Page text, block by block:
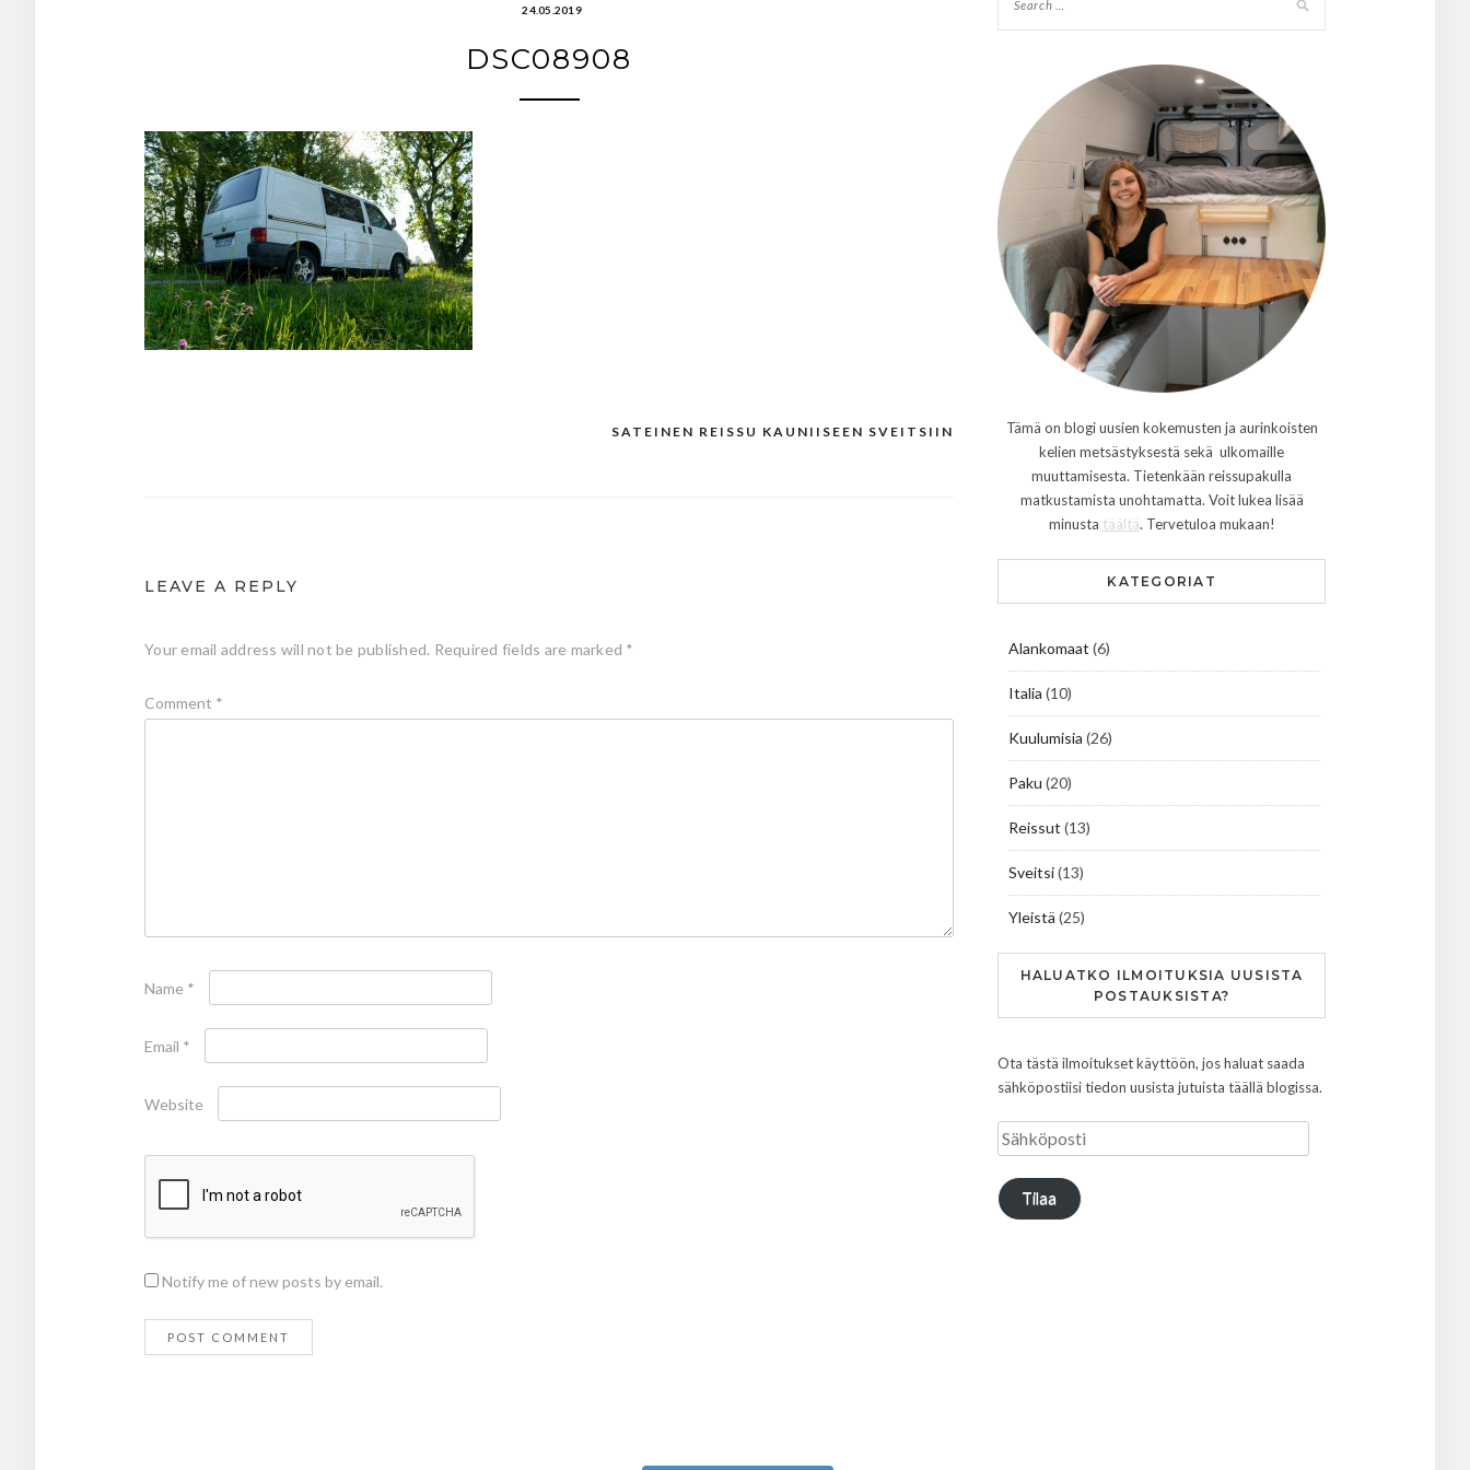
24.05.2019
DSC08908
SATEINEN REISSU KAUNIISEEN SVEITSIIN
LEAVE A REPLY
Your email address will not be published. Required fields are marked *
Comment *
Name *
Email *
Website
Notify me of new posts by email.
Tämä on blogi uusien kokemusten ja aurinkoisten
kelien metsästyksestä sekä ulkomaille
muuttamisesta. Tietenkään reissupakulla
matkustamista unohtamatta. Voit lukea lisää
minusta täältä. Tervetuloa mukaan!
KATEGORIAT
Alankomaat (6)
Italia (10)
Kuulumisia (26)
Paku (20)
Reissut (13)
Sveitsi(13)
Yleistä (25)
HALUATKO ILMOITUKSIA UUSISTA
POSTAUKSISTA?
Ota tästä ilmoitukset käyttöön, jos haluat saada
sähköpostiisi tiedon uusista jutuista täällä blogissa.
Tilaa